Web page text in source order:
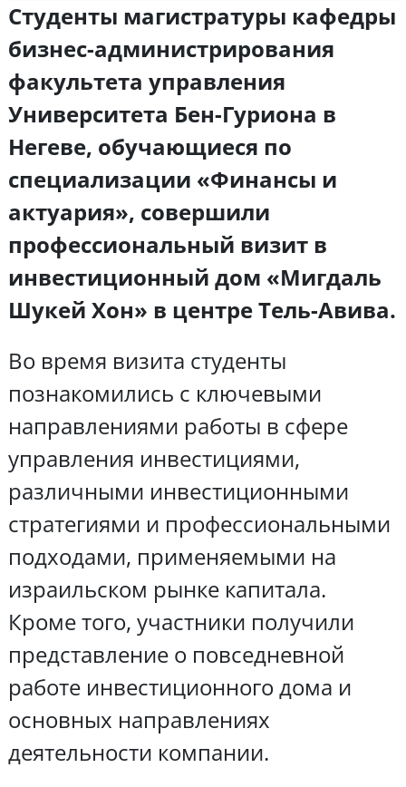
Студенты магистратуры кафедры
бизнес-администрирования
факультета управления
Университета Бен-Гуриона в
Негеве, обучающиеся по
специализации «Финансы и
актуария», совершили
профессиональный визит в
инвестиционный дом «Мигдаль
Шукей Хон» в центре Тель-Авива.
Во время визита студенты
познакомились с ключевыми
направлениями работы в сфере
управления инвестициями,
различными инвестиционными
стратегиями и профессиональными
подходами, применяемыми на
израильском рынке капитала.
Кроме того, участники получили
представление о повседневной
работе инвестиционного дома и
основных направлениях
деятельности компании.